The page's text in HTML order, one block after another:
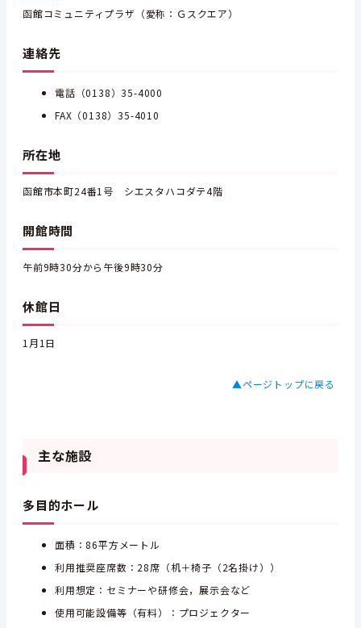
函館コミュニティプラザ（愛称：Ｇスクエア）
連絡先
電話（0138）35-4000
FAX（0138）35-4010
所在地
函館市本町24番1号 シエスタハコダテ4階
開館時間
午前9時30分から午後9時30分
休館日
1月1日
▲ページトップに戻る
主な施設
多目的ホール
面積：86平方メートル
利用推奨座席数：28席（机＋椅子（2名掛け））
利用想定：セミナーや研修会，展示会など
使用可能設備等（有料）：プロジェクター